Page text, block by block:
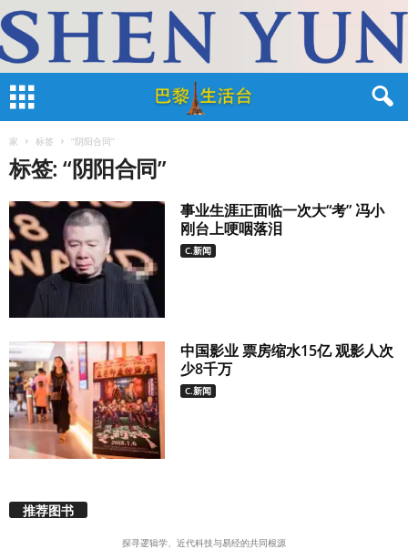
家 标签 “阴阳合同”
标签: “阴阳合同”
事业生涯正面临一次大“考” 冯小
刚台上哽咽落泪
C.新闻
中国影业 票房缩水15亿 观影人次
少8千万
C.新闻
推荐图书
探寻逻辑学、近代科技与易经的共同根源